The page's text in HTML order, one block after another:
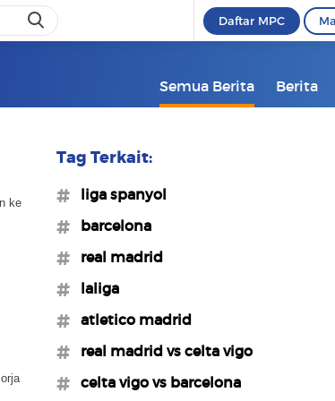
Daftar MPC
Semua Berita Berita
ke
Tag Terkait:
#liga spanyol
#barcelona
#real madrid
#laliga
#atletico madrid
#real madrid vs celta vigo
#celta vigo vs barcelona